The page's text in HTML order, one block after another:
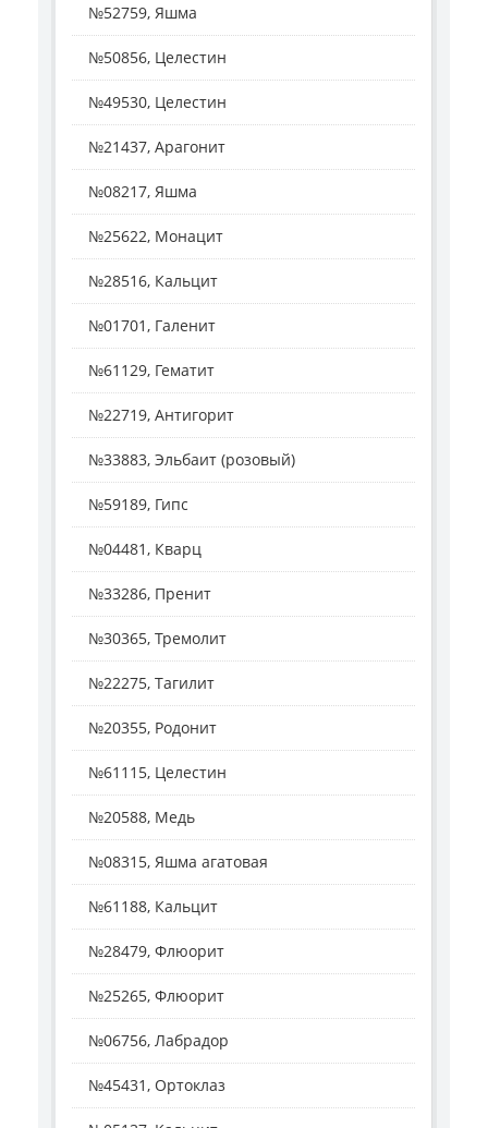
№52759, Яшма
№50856, Целестин
№49530, Целестин
№21437, Арагонит
№08217, Яшма
№25622, Монацит
№28516, Кальцит
№01701, Галенит
№61129, Гематит
№22719, Антигорит
№33883, Эльбаит (розовый)
№59189, Гипс
№04481, Кварц
№33286, Пренит
№30365, Тремолит
№22275, Тагилит
№20355, Родонит
№61115, Целестин
№20588, Медь
№08315, Яшма агатовая
№61188, Кальцит
№28479, Флюорит
№25265, Флюорит
№06756, Лабрадор
№45431, Ортоклаз